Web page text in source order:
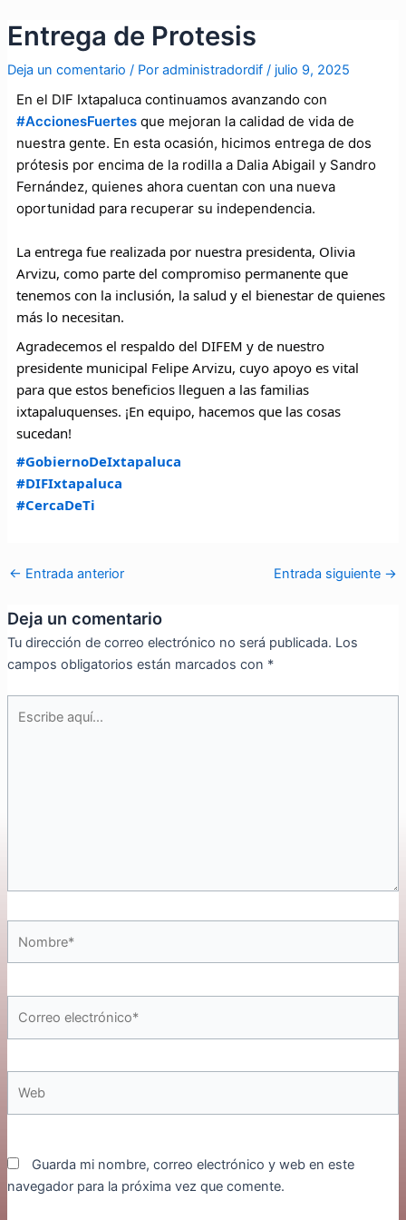
Entrega de Protesis
Deja un comentario / Por administradordif / julio 9, 2025
En el DIF Ixtapaluca continuamos avanzando con
#AccionesFuertesque mejoran la calidad de vida de
nuestra gente. En esta ocasión, hicimos entrega de dos
prótesis por encima de la rodilla a Dalia Abigail y Sandro
Fernández, quienes ahora cuentan con una nueva
oportunidad para recuperar su independencia.
La entrega fue realizada por nuestra presidenta, Olivia
Arvizu, como parte del compromiso permanente que
tenemos con la inclusión, la salud y el bienestar de quienes
más lo necesitan.
Agradecemos el respaldo del DIFEM y de nuestro
presidente municipal Felipe Arvizu, cuyo apoyo es vital
para que estos beneficios lleguen a las familias
ixtapaluquenses. ¡En equipo, hacemos que las cosas
sucedan!
#GobiernoDeIxtapaluca
#DIFIxtapaluca
#CercaDeTi
de
← Entrada anterior Entrada siguiente →
Deja un comentario
Tu dirección de correo electrónico no será publicada. Los
campos obligatorios están marcados con *
aquí...
electrónico*
Guarda mi nombre, correo electrónico y web en este
navegador para la próxima vez que comente.